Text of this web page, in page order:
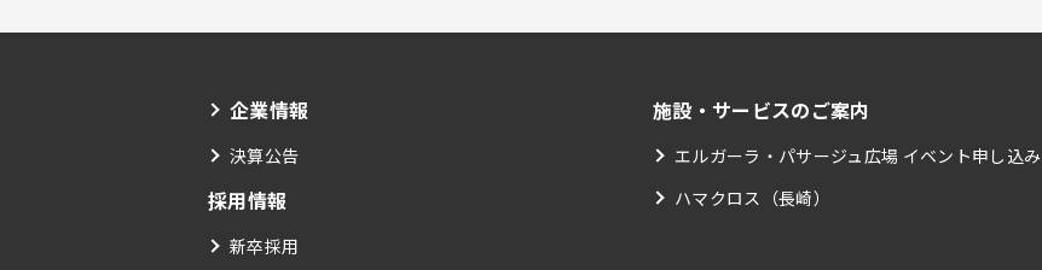
企業情報
決算公告
採用情報
新卒採用
施設・サービスのご案内
エルガーラ・パサージュ広場 イベント申し込み
ハマクロス（長崎）